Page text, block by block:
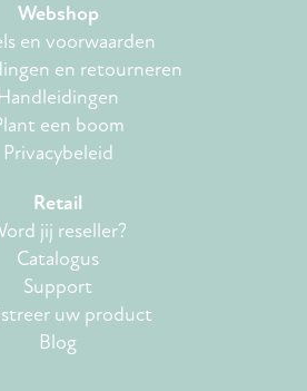
Webshop
en voorwaarden
en retourneren
Handleidingen
een boom
Privacybeleid
Retail
jij reseller?
Catalogus
Support
uw product
Blog